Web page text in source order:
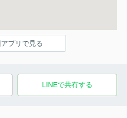
プリで見る
LINEで共有する